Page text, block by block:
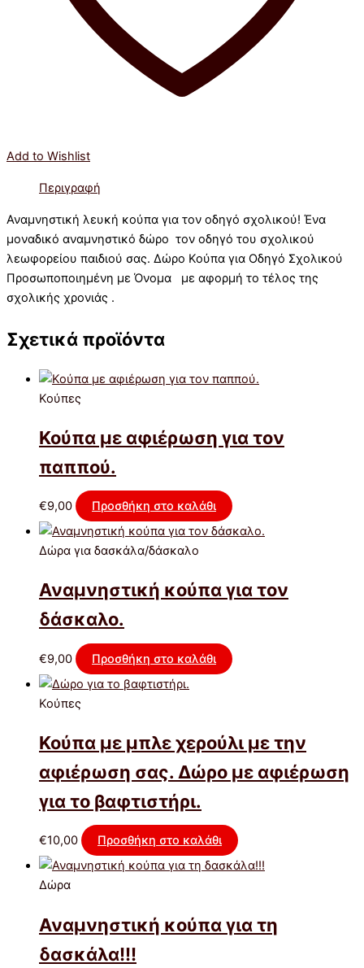
Add to Wishlist
Περιγραφή
Αναμνηστική λευκή κούπα για τον οδηγό σχολικού! Ένα
μοναδικό αναμνηστικό δώρο τον οδηγό του σχολικού
λεωφορείου παιδιού σας. Δώρο Κούπα για Οδηγό Σχολικού
Προσωποποιημένη με Όνομα με αφορμή το τέλος της
σχολικής χρονιάς .
Σχετικά προϊόντα
Κούπες
Κούπα με αφιέρωση για τον
παππού.
€9,00 Προσθήκη στο καλάθι
Δώρα για δασκάλα/δάσκαλο
Αναμνηστική κούπα για τον
δάσκαλο.
€9,00 Προσθήκη στο καλάθι
Κούπες
Κούπα με μπλε χερούλι με την
αφιέρωση σας. Δώρο με αφιέρωση
για το βαφτιστήρι.
€10,00 Προσθήκη στο καλάθι
Δώρα
Αναμνηστική κούπα για τη
δασκάλα!!!